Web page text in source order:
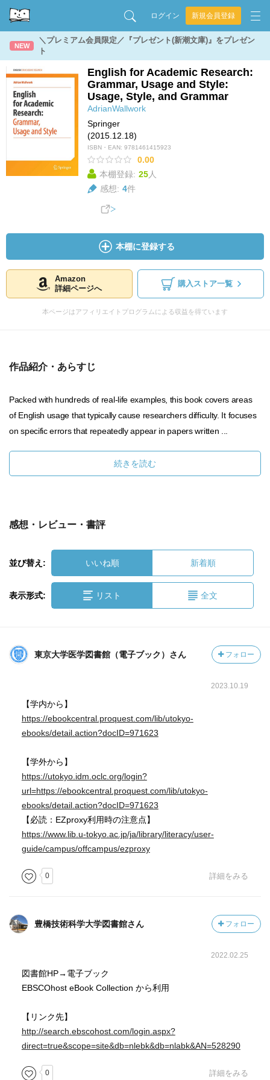
ログイン 新規会員登録
NEW
＼プレミアム会員限定／『プレゼント(新潮文庫)』をプレゼン
ト
English for Academic Research:
Grammar, Usage and Style:
Usage, Style, and Grammar
AdrianWallwork
Springer
(2015.12.18)
ISBN・EAN: 9781461415923
0.00
本棚登録: 25人
感想: 4件
本棚に登録する
Amazon
詳細ページへ
購入ストア一覧
本ページはアフィリエイトプログラムによる収益を得ています
作品紹介・あらすじ
Packed with hundreds of real-life examples, this book covers areas
of English usage that typically cause researchers difficulty. It focuses
on specific errors that repeatedly appear in papers written ...
続きを読む
感想・レビュー・書評
並び替え: いいね順 新着順
表示形式: リスト 全文
東京大学医学図書館（電子ブック）さん フォロー
2023.10.19
【学内から】
https://ebookcentral.proquest.com/lib/utokyo-
ebooks/detail.action?docID=971623
【学外から】
https://utokyo.idm.oclc.org/login?
url=https://ebookcentral.proquest.com/lib/utokyo-
ebooks/detail.action?docID=971623
【必読：EZproxy利用時の注意点】
https://www.lib.u-tokyo.ac.jp/ja/library/literacy/user-
guide/campus/offcampus/ezproxy
0 詳細をみる
豊橋技術科学大学図書館さん フォロー
2022.02.25
図書館HP→電子ブック
EBSCOhost eBook Collection から利用
【リンク先】
http://search.ebscohost.com/login.aspx?
direct=true&scope=site&db=nlebk&db=nlabk&AN=528290
0 詳細をみる